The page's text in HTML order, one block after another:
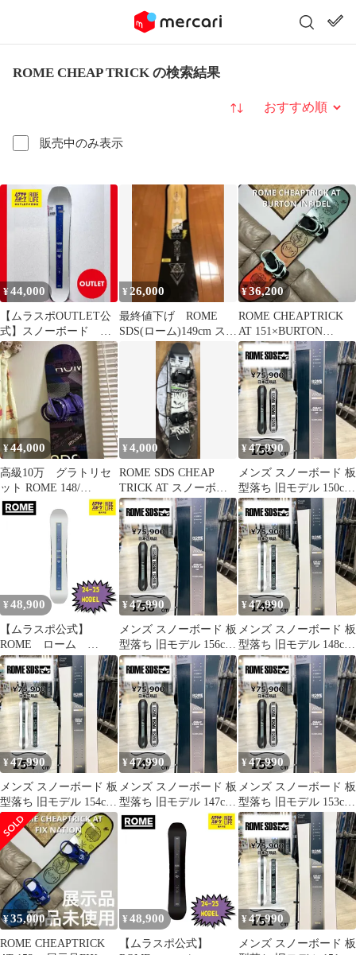
ROME CHEAP TRICK の検索結果
販売中のみ表示
並び替え
¥44,000
【ムラスポOUTLET公
式】スノーボード 新
品 未使用 ROME
ローム CHEAP
TRICK チープトリッ
ク 24-25 訳あり ム
ラサキスポーツ
OUTLET アウトレット
¥ 26,000
最終値下げ ROME
SDS(ローム)149cm スノ
ボ Cheap trick
¥36,200
ROME CHEAPTRICK
AT 151×BURTON
INFIDEL M
¥44,000
高級10万 グラトリセ
ット ROME 148/
SALOMON RIDE
¥4,000
ROME SDS CHEAP
TRICK AT スノーボー
ド セット
¥47,990
メンズ スノーボード 板
型落ち 旧モデル 150cm
ROME CHEAP TRICK
3D ロームチープトリッ
ク 25-26 グラトリ フリ
ースタイル キャンバー
¥ 48,900
【ムラスポ公式】
ROME ローム
CHEAPTRICK 24-
25 NEW メンズ スノ
ーボード 31％OFF
¥47,990
メンズ スノーボード 板
型落ち 旧モデル 156cm
ROME CHEAP TRICK
3D ロームチープトリッ
ク 25-26 グラトリ フリ
ースタイル キャンバー
¥47,990
メンズ スノーボード 板
型落ち 旧モデル 148cm
ROME CHEAP TRICK
ロームチープトリック
25-26 グラトリ フリー
スタイル キャンバー
¥47,990
メンズ スノーボード 板
型落ち 旧モデル 154cm
ROME CHEAP TRICK
ロームチープトリック
25-26 グラトリ フリー
スタイル キャンバー
¥47,990
メンズ スノーボード 板
型落ち 旧モデル 147cm
ROME CHEAP TRICK
3D ロームチープトリッ
ク 25-26 グラトリ フリ
ースタイル キャンバー
¥47,990
メンズ スノーボード 板
型落ち 旧モデル 153cm
ROME CHEAP TRICK
3D ロームチープトリッ
ク 25-26 グラトリ フリ
ースタイル キャンバー
¥35,000
ROME CHEAPTRICK
¥ 48,900
【ムラスポ公式】
¥47,990
メンズ スノーボード 板